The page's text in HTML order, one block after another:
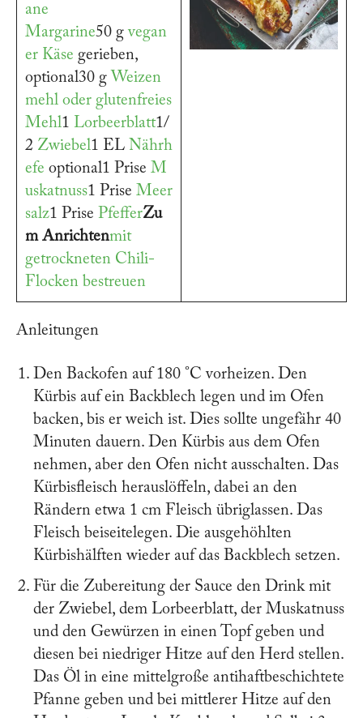
ane
Margarine50 gvegan
er Käse gerieben,
optional30 g Weizen
mehl oder glutenfreies
Mehl1 Lorbeerblatt1/
2 Zwiebel1 EL Nährh
efe optional1 Prise M
uskatnuss1 Prise Meer
salz1 Prise PfefferZu
m Anrichtenmit
getrockneten Chili-
Flocken bestreuen
Anleitungen
Den Backofen auf 180 °C vorheizen. Den
Kürbis auf ein Backblech legen und im Ofen
backen, bis er weich ist. Dies sollte ungefähr 40
Minuten dauern. Den Kürbis aus dem Ofen
nehmen, aber den Ofen nicht ausschalten. Das
Kürbisfleisch herauslöffeln, dabei an den
Rändern etwa 1 cm Fleisch übriglassen. Das
Fleisch beiseitelegen. Die ausgehöhlten
Kürbishälften wieder auf das Backblech setzen.
Für die Zubereitung der Sauce den Drink mit
der Zwiebel, dem Lorbeerblatt, der Muskatnuss
und den Gewürzen in einen Topf geben und
diesen bei niedriger Hitze auf den Herd stellen.
Das Öl in eine mittelgroße antihaftbeschichtete
Pfanne geben und bei mittlerer Hitze auf den